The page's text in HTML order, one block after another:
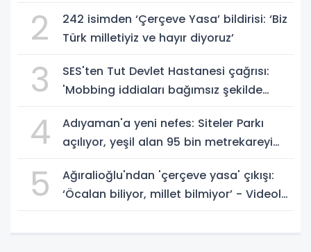
2
242 isimden ‘Çerçeve Yasa’ bildirisi: ‘Biz
Türk milletiyiz ve hayır diyoruz’
3
SES'ten Tut Devlet Hastanesi çağrısı:
'Mobbing iddiaları bağımsız şekilde
4
Adıyaman'a yeni nefes: Siteler Parkı
açılıyor, yeşil alan 95 bin metrekareyi
5
Ağıralioğlu'ndan 'çerçeve yasa' çıkışı:
‘Öcalan biliyor, millet bilmiyor’ - Videolu